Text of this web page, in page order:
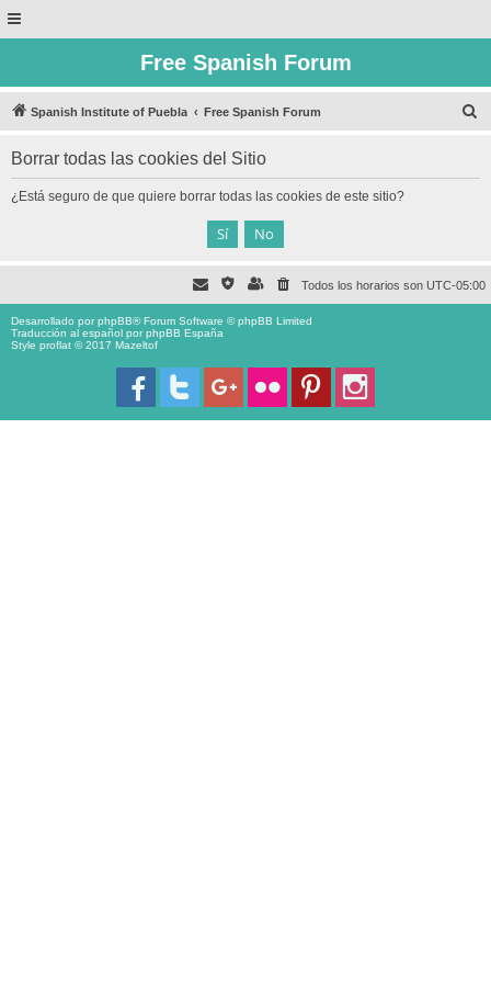
Free Spanish Forum
Spanish Institute of Puebla Free Spanish Forum
Borrar todas las cookies del Sitio
¿Está seguro de que quiere borrar todas las cookies de este sitio?
Todos los horarios son UTC-05:00
Desarrollado porphpBB® Forum Software © phpBB Limited
Traducción al español porphpBB España
Style proflat © 2017 Mazeltof